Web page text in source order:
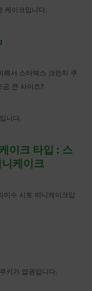
케이크입니다.
해서 스타벅스 크런치 쿠
금 큰 사이즈?
니다.
이크 타입 : 스
케이크
미수 시트 미니케이크입
키가 압권입니다.